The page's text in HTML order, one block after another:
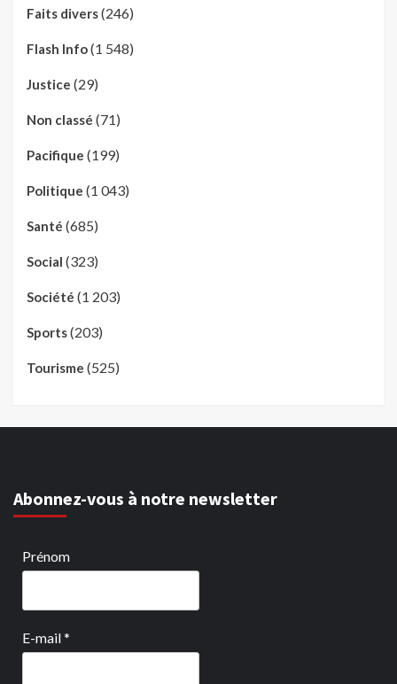
Faits divers(246)
Flash Info(1 548)
Justice (29)
Non classé (71)
Pacifique (199)
Politique (1 043)
Santé (685)
Social (323)
Société (1 203)
Sports(203)
Tourisme (525)
Abonnez-vous à notre newsletter
Prénom
E-mail*